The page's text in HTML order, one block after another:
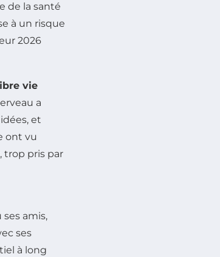
de la santé
à un risque
2026
vie
a
et
ont vu
trop pris par
amis,
ses
à long